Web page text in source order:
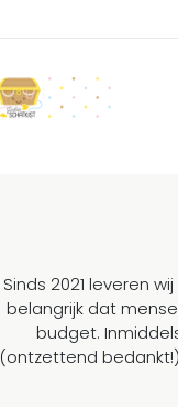
Sinds 2021 leveren
belangrijk dat
budget.
(ontzettend